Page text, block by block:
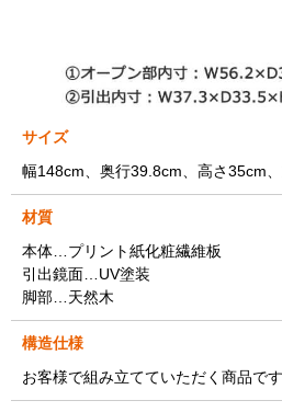
サイズ
幅148cm、奥行39.8cm、高さ35cm
材質
本体…プリント紙化粧繊維板
引出鏡面…UV塗装
脚部…天然木
構造仕様
お客様で組み立てていただく商品です